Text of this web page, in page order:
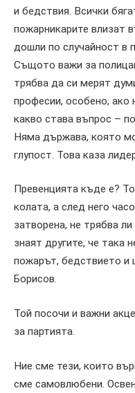
и бедствия. Всички
пожарникарите влизат
дошли по случайност в
Същото важи за
трябва да си мерят
професии, особено, ако
какво става въпрос –
Няма държава, която
глупост. Това каза
Превенцията къде е?
колата, а след него
затворена, не трябва
знаят другите, че така
пожарът, бедствието и
Борисов.
Той посочи и важни
за партията.
Ние сме тези, които
сме самовлюбени.